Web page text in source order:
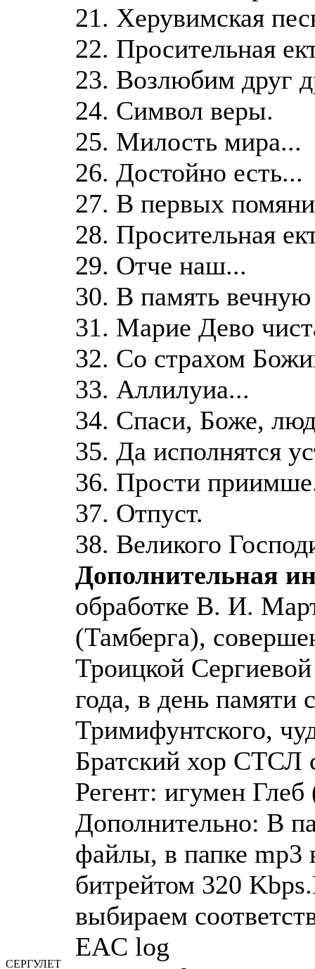
СЕРГУЛЕТ
21. Херувимская
22. Просительная
23. Возлюбим друг
24. Символ веры.
25. Милость мира...
26. Достойно есть...
27. В первых
28. Просительная
29. Отче наш...
30. В память вечную
31. Марие Дево
32. Со страхом
33. Аллилуиа...
34. Спаси, Боже,
35. Да исполнятся
36. Прости
37. Отпуст.
38. Великого
Дополнительная
обработке В. И.
(Тамберга),
Троицкой
года, в день памяти
Тримифунтского,
Братский хор СТСЛ
Регент: игумен
Дополнительно: В
файлы, в папке
битрейтом 320
выбираем
EAC log